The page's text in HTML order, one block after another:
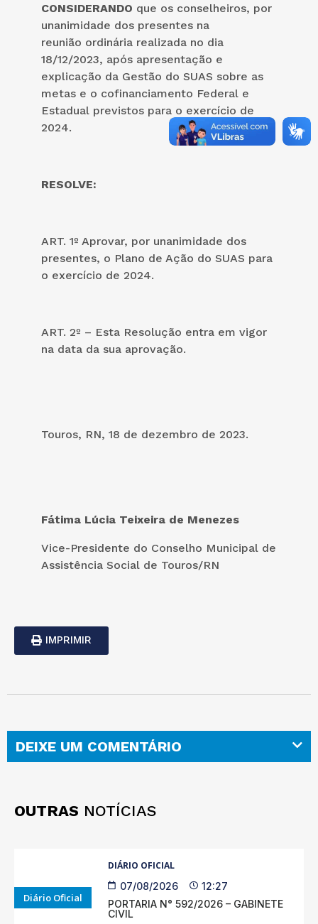
CONSIDERANDO que os conselheiros, por
unanimidade dos presentes na
reunião ordinária realizada no dia
18/12/2023, após apresentação e
explicação da Gestão do SUAS sobre as
metas e o cofinanciamento Federal e
Estadual previstos para o exercício de
2024.
RESOLVE:
ART. 1º Aprovar, por unanimidade dos
presentes, o Plano de Ação do SUAS para
o exercício de 2024.
ART. 2º – Esta Resolução entra em vigor
na data da sua aprovação.
Touros, RN, 18 de dezembro de 2023.
Fátima Lúcia Teixeira de Menezes
Vice-Presidente do Conselho Municipal de
Assistência Social de Touros/RN
IMPRIMIR
DEIXE UM COMENTÁRIO
OUTRAS NOTÍCIAS
Diário Oficial
DIÁRIO OFICIAL
07/08/2026
12:27
PORTARIA N° 592/2026 – GABINETE
CIVIL